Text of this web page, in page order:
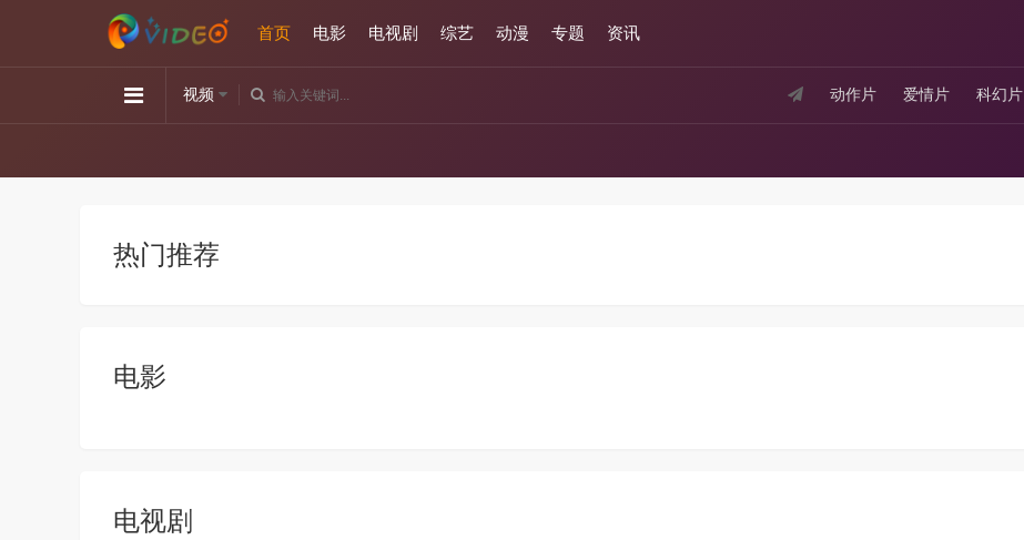
首页 电影 电视剧 综艺 动漫 专题 资讯
动作片 爱情片 科幻片
视频
热门推荐
电影
电视剧